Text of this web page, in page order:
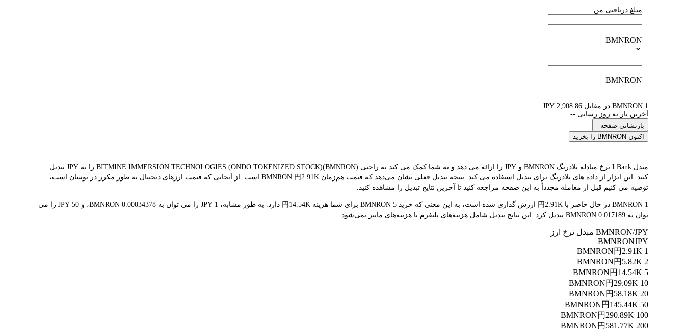
مبلغ دریافتی من
BMNRON
BMNRON
1 BMNRON در مقابل 2,908.86 JPY
آخرین بار به روز رسانی --
بازنشانی صفحه
اکنون BMNRON را بخرید
مبدل LBank نرخ مبادله بلادرنگ BMNRON و JPY را ارائه می دهد و به شما کمک می کند به راحتی BITMINE IMMERSION TECHNOLOGIES (ONDO TOKENIZED STOCK)(BMNRON) را به JPY تبدیل
کنید. این ابزار از داده های بلادرنگ برای تبدیل استفاده می کند. نتیجه تبدیل فعلی نشان می‌دهد که قیمت هم‌زمان BMNRON 円2.91K است. از آنجایی که قیمت ارزهای دیجیتال به طور مکرر در نوسان است،
توصیه می کنیم قبل از معامله مجدداً به این صفحه مراجعه کنید تا آخرین نتایج تبدیل را مشاهده کنید.
1 BMNRON در حال حاضر با 円2.91K ارزش گذاری شده است، به این معنی که خرید 5 BMNRON برای شما هزینه 円14.54K دارد. به طور مشابه، 1 JPY را می توان به 0.00034378 BMNRON، و 50 JPY را می
توان به 0.017189 BMNRON تبدیل کرد. این نتایج تبدیل شامل هزینه‌های پلتفرم یا هزینه‌های ماینر نمی‌شود.
BMNRON/JPY مبدل نرخ ارز
BMNRONJPY
1 BMNRON
円2.91K
2 BMNRON
円5.82K
5 BMNRON
円14.54K
10 BMNRON
円29.09K
20 BMNRON
円58.18K
50 BMNRON
円145.44K
100 BMNRON
円290.89K
200 BMNRON
円581.77K